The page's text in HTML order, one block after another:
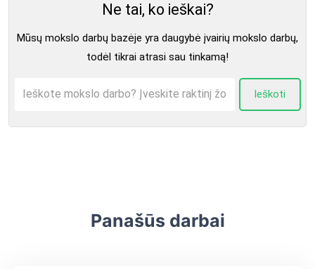
Ne tai, ko ieškai?
Mūsų mokslo darbų bazėje yra daugybė įvairių mokslo darbų,
todėl tikrai atrasi sau tinkamą!
Ieškoti
Panašūs darbai